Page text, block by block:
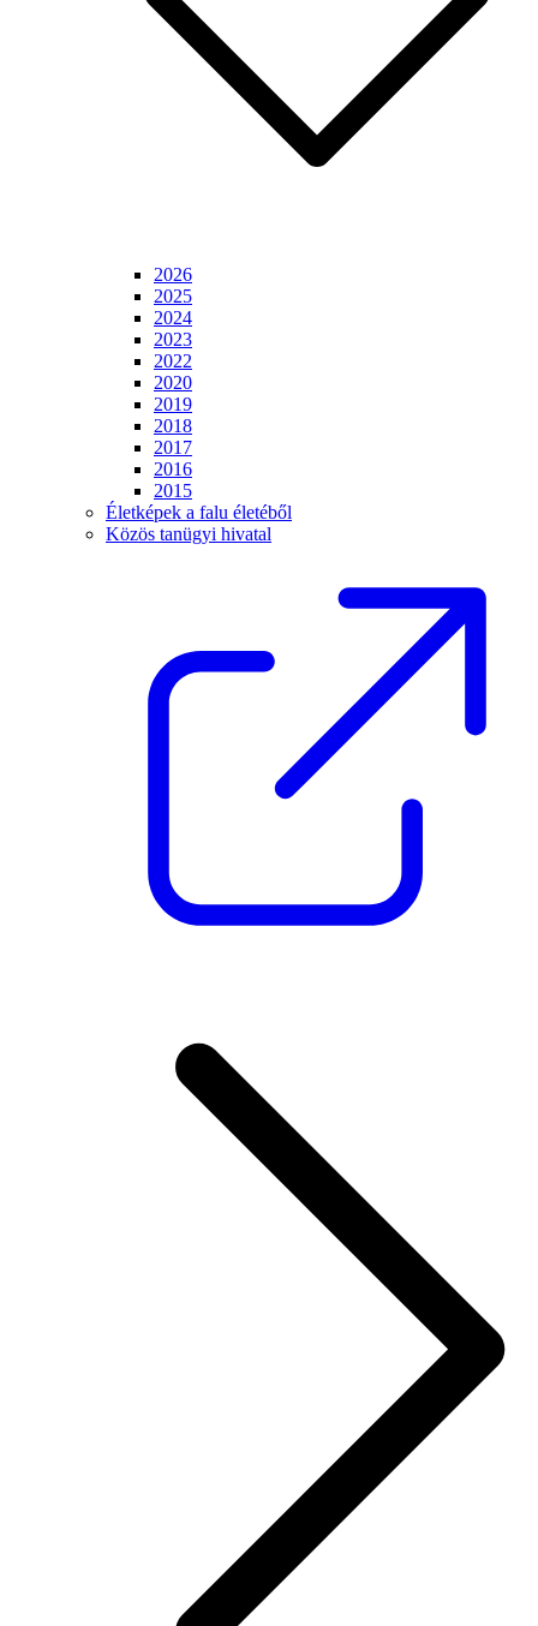
2026
2025
2024
2023
2022
2020
2019
2018
2017
2016
2015
Életképek a falu életéből
Közös tanügyi hivatal